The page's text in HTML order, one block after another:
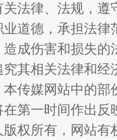
搞定
关法律、法规，
道德，承担法
成伤害和损失
其相关法律和
传媒网站中的
第一时间作出
权所有，网站